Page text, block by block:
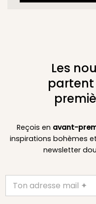
Les
partent
Reçois en avant-
inspirations bohèmes
newsletter